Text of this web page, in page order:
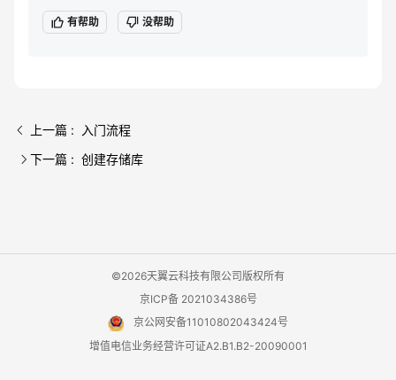
有帮助 没帮助
上一篇 : 入门流程
下一篇 : 创建存储库
©2026天翼云科技有限公司版权所有
京ICP备 2021034386号
京公网安备11010802043424号
增值电信业务经营许可证A2.B1.B2-20090001